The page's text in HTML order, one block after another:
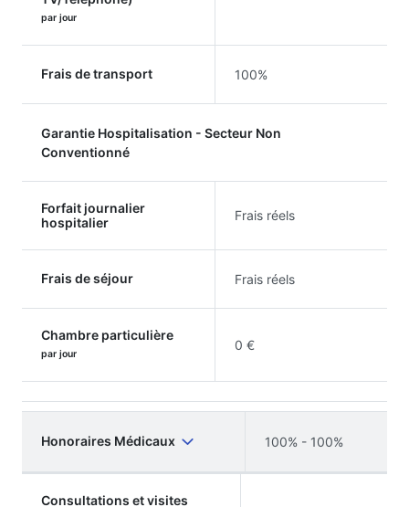
par jour
Frais de transport 100%
Garantie Hospitalisation - Secteur Non
Conventionné
Forfait journalier
hospitalier
Frais réels
Frais de séjour Frais réels
Chambre particulière
par jour
0 €
Honoraires Médicaux 100% - 100%
Consultations et visites